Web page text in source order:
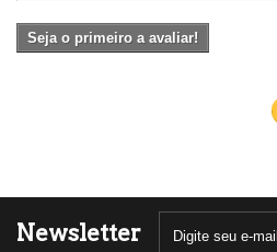
Seja o primeiro a avaliar!
Newsletter